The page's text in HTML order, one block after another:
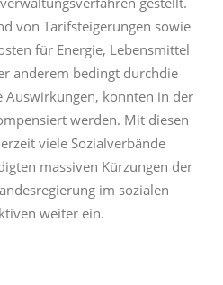
gestellt.
von Tarifsteigerungen sowie
für Energie, Lebensmittel
anderem bedingt durchdie
Auswirkungen, konnten in der
werden. Mit diesen
viele Sozialverbände
massiven Kürzungen der
im sozialen
weiter ein.